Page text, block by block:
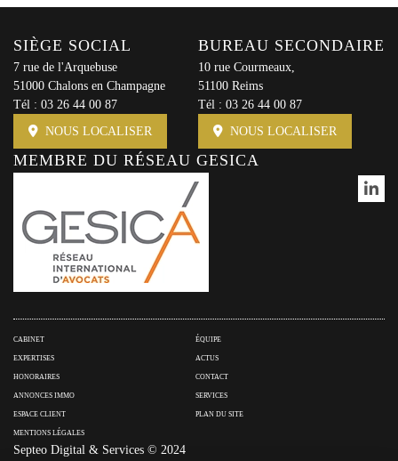
SIÈGE SOCIAL
7 rue de l'Arquebuse
51000 Chalons en Champagne
Tél : 03 26 44 00 87
NOUS LOCALISER
BUREAU SECONDAIRE
10 rue Courmeaux,
51100 Reims
Tél : 03 26 44 00 87
NOUS LOCALISER
MEMBRE DU RÉSEAU GESICA
CABINET ÉQUIPE
EXPERTISES ACTUS
HONORAIRES CONTACT
ANNONCES IMMO SERVICES
ESPACE CLIENT PLAN DU SITE
MENTIONS LÉGALES
Septeo Digital & Services © 2024